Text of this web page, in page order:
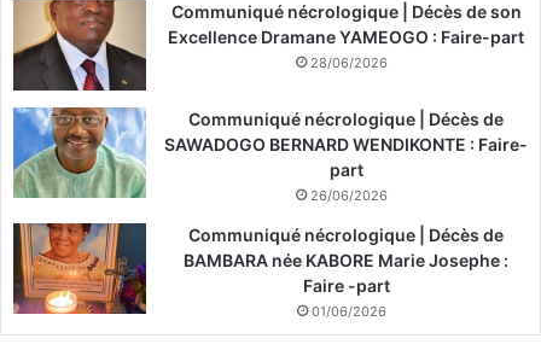
Communiqué nécrologique | Décès de son
Excellence Dramane YAMEOGO : Faire-part
28/06/2026
Communiqué nécrologique | Décès de
SAWADOGO BERNARD WENDIKONTE : Faire-
part
26/06/2026
Communiqué nécrologique | Décès de
BAMBARA née KABORE Marie Josephe :
Faire -part
01/06/2026